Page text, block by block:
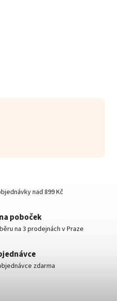
nad 899 Kč
poboček
na 3 prodejnách v Praze
zdarma